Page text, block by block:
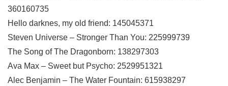
360160735
Hello darknes, my old friend: 145045371
Steven Universe – Stronger Than You: 225999739
The Song of The Dragonborn: 138297303
Ava Max – Sweet but Psycho: 2529951321
Alec Benjamin – The Water Fountain: 615938297